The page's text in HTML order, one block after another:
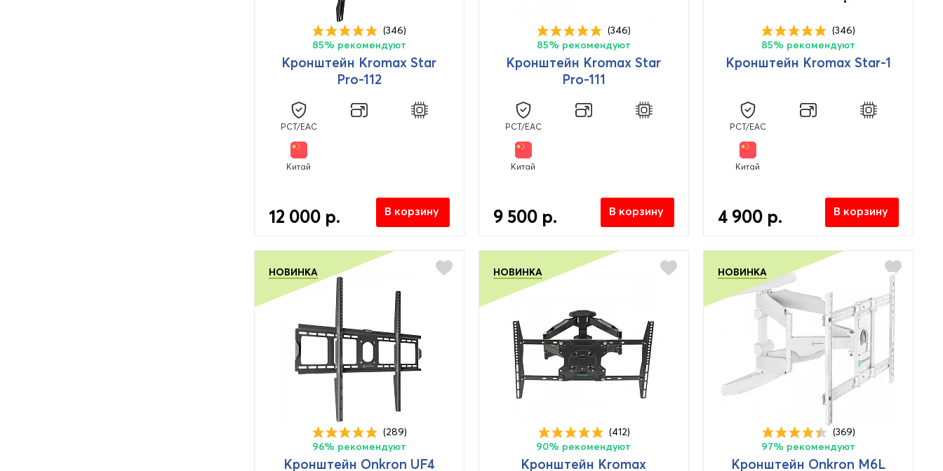
(346)
85% рекомендуют
Кронштейн Kromax Star
Pro-112
PCT/EAC
Китай
12 000 р. В корзину
(346)
85% рекомендуют
Кронштейн Kromax Star
Pro-111
PCT/EAC
Китай
9 500 р. В корзину
(346)
85% рекомендуют
Кронштейн Kromax Star-1
PCT/EAC
Китай
4 900 р. В корзину
НОВИНКА
(289)
96% рекомендуют
Кронштейн Onkron UF4
НОВИНКА
(412)
90% рекомендуют
Кронштейн Kromax
НОВИНКА
(369)
97% рекомендуют
Кронштейн Onkron M6L